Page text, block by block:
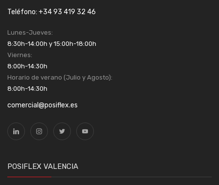
Teléfono: +34 93 419 32 46
Lunes-Jueves:
8:30h-14:00h y 15:00h-18:00h
Viernes:
8:00h-14:30h
Horario de verano (Julio y Agosto):
8:00h-14:30h
comercial@posiflex.es
POSIFLEX VALENCIA